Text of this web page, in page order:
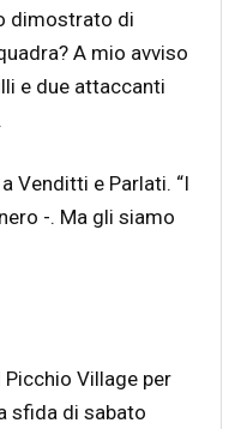
dimostrato di
A mio avviso
e due attaccanti
Venditti e Parlati. “I
-. Ma gli siamo
Village per
sfida di sabato